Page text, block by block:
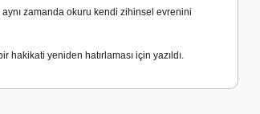
zamanda okuru kendi zihinsel evrenini
yeniden hatırlaması için yazıldı.